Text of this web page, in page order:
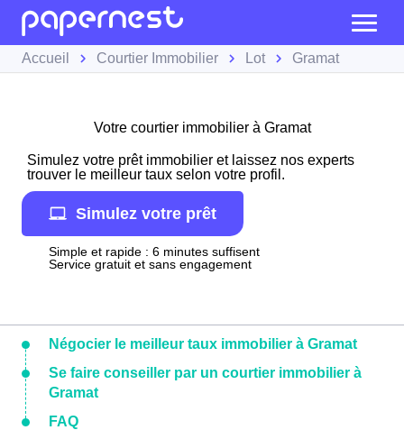
Accueil Courtier Immobilier Lot Gramat
Votre courtier immobilier à Gramat
Simulez votre prêt immobilier et laissez nos experts
trouver le meilleur taux selon votre profil.
Simulez votre prêt
Simple et rapide : 6 minutes suffisent
Service gratuit et sans engagement
Négocier le meilleur taux immobilier à Gramat
Se faire conseiller par un courtier immobilier à
Gramat
FAQ